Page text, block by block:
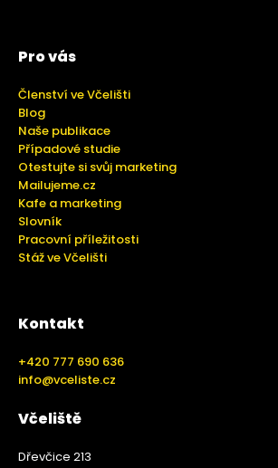
Pro vás
Členství ve Včelišti
Blog
Naše publikace
Případové studie
Otestujte si svůj marketing
Mailujeme.cz
Kafe a marketing
Slovník
Pracovní příležitosti
Stáž ve Včelišti
Kontakt
+420 777 690 636
info@vceliste.cz
Včeliště
Dřevčice 213